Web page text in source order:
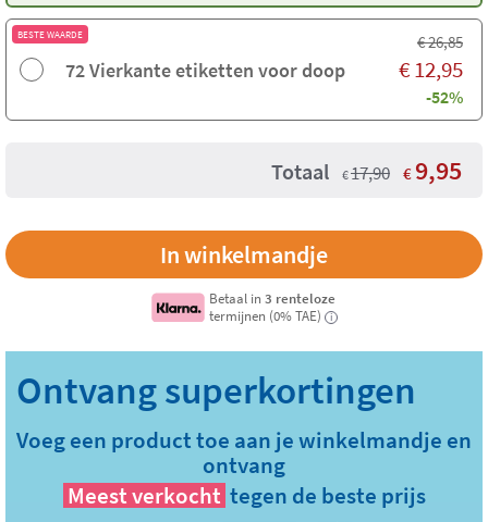
BESTE WAARDE
72 Vierkante etiketten voor doop
€26,85
€12,95
-52%
Totaal €17,90 € 9,95
Betaal in3 renteloze
termijnen (0% TAE)
i
Voeg een product toe aan je winkelmandje en
ontvang
Meest verkocht tegen de beste prijs